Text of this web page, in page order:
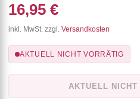
16,95 €
inkl. MwSt. zzgl. Versandkosten
AKTUELL NICHT VORRÄTIG
AKTUELL